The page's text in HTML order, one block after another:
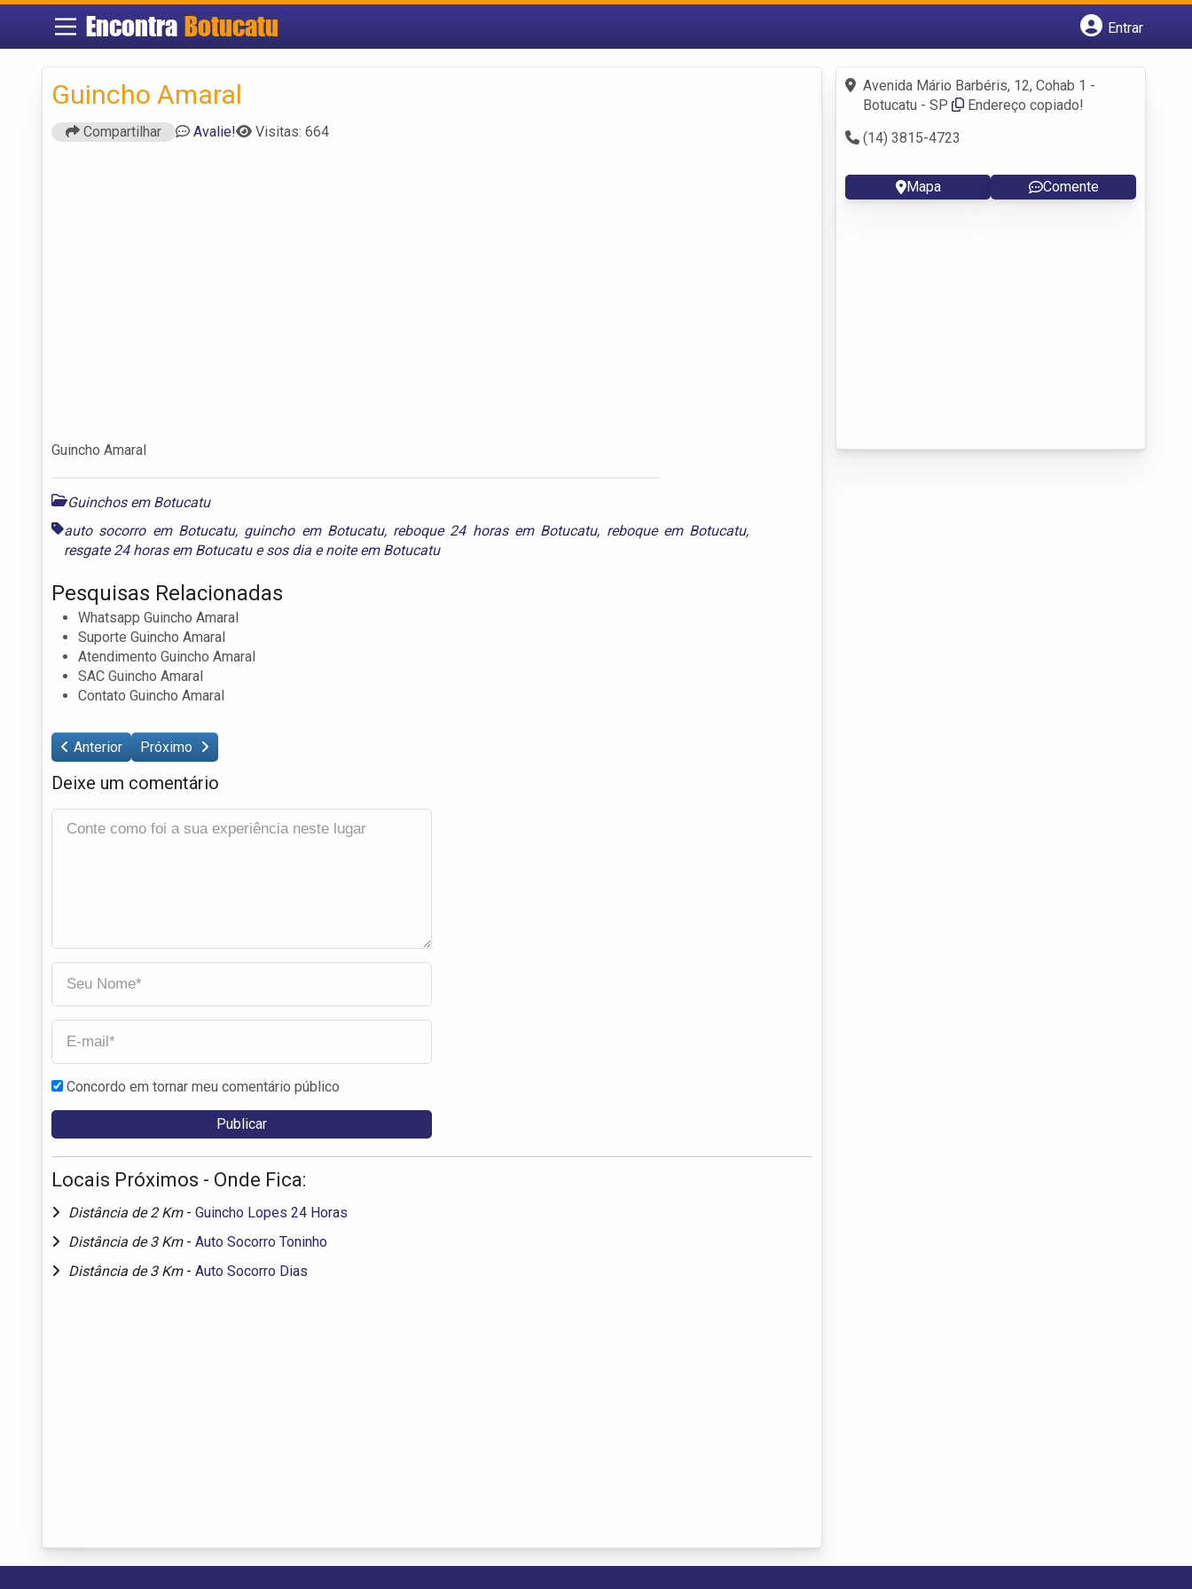
Encontra Botucatu
Entrar
Fazer login
Criar conta
Guincho Amaral
Compartilhar Avalie! Visitas: 664
Guincho Amaral
Guinchos em Botucatu
auto socorro em Botucatu, guincho em Botucatu, reboque 24 horas em Botucatu, reboque em Botucatu,
resgate 24 horas em Botucatuesos dia e noite em Botucatu
Pesquisas Relacionadas
Whatsapp Guincho Amaral
Suporte Guincho Amaral
Atendimento Guincho Amaral
SAC Guincho Amaral
Contato Guincho Amaral
Anterior Próximo
Deixe um comentário
Concordo em tornar meu comentário público
Locais Próximos - Onde Fica:
Distância de 2 Km - Guincho Lopes 24 Horas
Distância de 3 Km - Auto Socorro Toninho
Distância de 3 Km - Auto Socorro Dias
Avenida Mário Barbéris, 12, Cohab 1 -
Botucatu - SP
Endereço copiado!
(14) 3815-4723
Mapa Comente